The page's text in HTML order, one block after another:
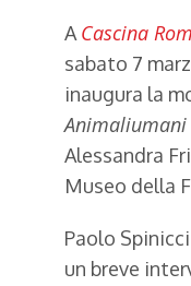
A Cascina
sabato 7
inaugura la
Animaliumani
Alessandra
Museo della
Paolo
un breve